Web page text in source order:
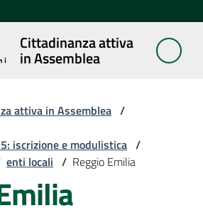
Cittadinanza attiva
in Assemblea
in
attiva in Assemblea /
iscrizione e modulistica /
enti locali / Reggio Emilia